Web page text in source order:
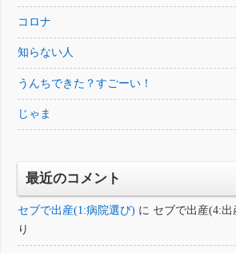
コロナ
知らない人
うんちできた？すごーい！
じゃま
最近のコメント
セブで出産(1:病院選び) に セブで出産(4:出
り